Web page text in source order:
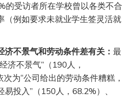
的受访者所在学校曾以各类不合
（例如要求未就业学生签灵活就
济不景气和劳动条件差有关：最
济不景气”（190人，
为“公司给出的劳动条件糟糕，
投入”（150人，68.2%）、